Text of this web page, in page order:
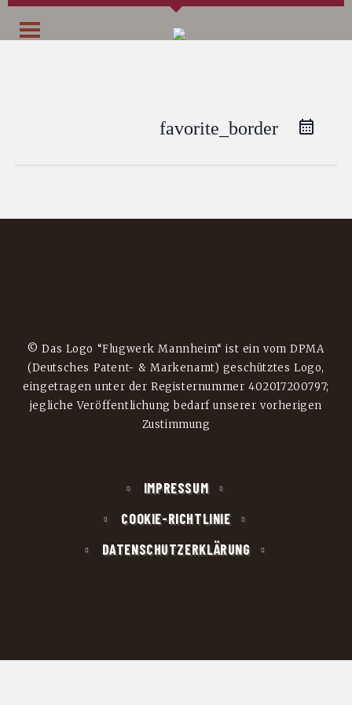
favorite_border
© Das Logo “Flugwerk Mannheim“ ist ein vom DPMA
(Deutsches Patent- & Markenamt) geschütztes Logo,
eingetragen unter der Registernummer 402017200797;
jegliche Veröffentlichung bedarf unserer vorherigen
Zustimmung
IMPRESSUM
COOKIE-RICHTLINIE
DATENSCHUTZERKLÄRUNG